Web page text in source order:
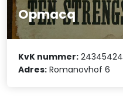
Opmacq
KvK nummer: 24345424
Adres: Romanovhof 6